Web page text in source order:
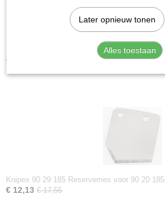
Knipex 90 25 40 Pijpsnijder
€ 71,01
Knipex 90 29 185 Reservemes voor 90 20 185
€ 12,13 € 17,55
Later opnieuw tonen
Alles toestaan